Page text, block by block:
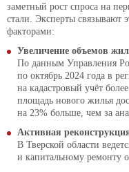
заметный рост спроса на
стали. Эксперты связывают
факторами:
Увеличение объемов
По данным Управления
по октябрь 2024 года в
на кадастровый учёт
площадь нового жилья
на 23% больше, чем за
Активная
В Тверской области
и капитальному ремонту